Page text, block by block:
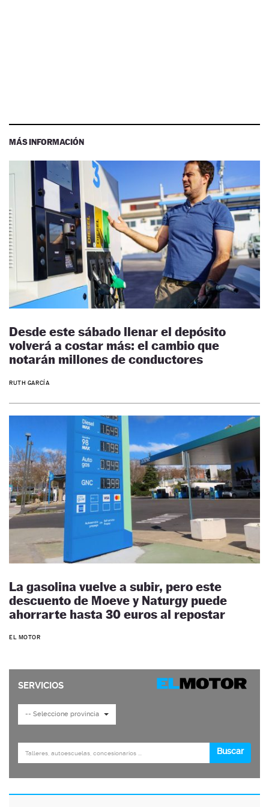
MÁS INFORMACIÓN
Desde este sábado llenar el depósito
volverá a costar más: el cambio que
notarán millones de conductores
RUTH GARCÍA
La gasolina vuelve a subir, pero este
descuento de Moeve y Naturgy puede
ahorrarte hasta 30 euros al repostar
EL MOTOR